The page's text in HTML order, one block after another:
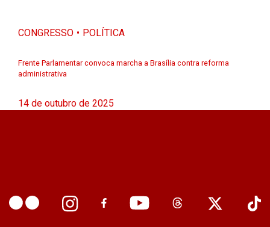
CONGRESSO POLÍTICA
Frente Parlamentar convoca marcha a Brasília contra reforma
administrativa
14 de outubro de 2025